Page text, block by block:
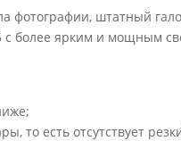
фотографии, штатный
с более ярким и мощным
то есть отсутствует